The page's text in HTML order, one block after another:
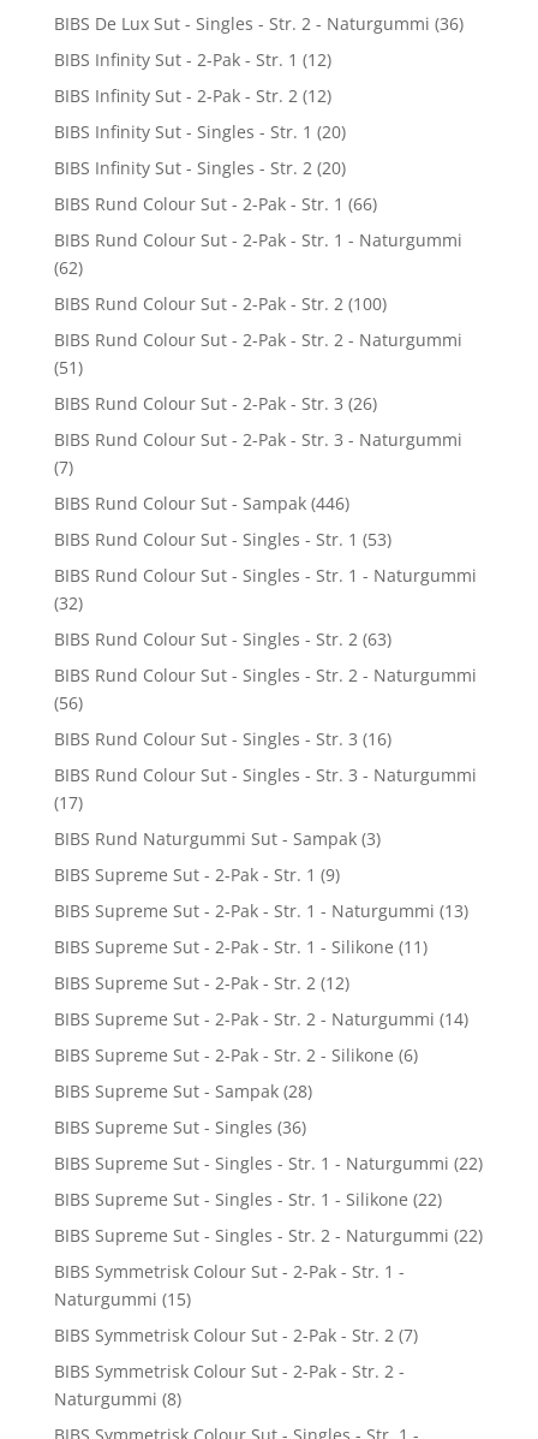
BIBS De Lux Sut - Singles - Str. 2 - Naturgummi (36)
BIBS Infinity Sut - 2-Pak - Str. 1 (12)
BIBS Infinity Sut - 2-Pak - Str. 2 (12)
BIBS Infinity Sut - Singles - Str. 1 (20)
BIBS Infinity Sut - Singles - Str. 2 (20)
BIBS Rund Colour Sut - 2-Pak - Str. 1 (66)
BIBS Rund Colour Sut - 2-Pak - Str. 1 - Naturgummi
(62)
BIBS Rund Colour Sut - 2-Pak - Str. 2 (100)
BIBS Rund Colour Sut - 2-Pak - Str. 2 - Naturgummi
(51)
BIBS Rund Colour Sut - 2-Pak - Str. 3 (26)
BIBS Rund Colour Sut - 2-Pak - Str. 3 - Naturgummi
(7)
BIBS Rund Colour Sut - Sampak (446)
BIBS Rund Colour Sut - Singles - Str. 1 (53)
BIBS Rund Colour Sut - Singles - Str. 1 - Naturgummi
(32)
BIBS Rund Colour Sut - Singles - Str. 2 (63)
BIBS Rund Colour Sut - Singles - Str. 2 - Naturgummi
(56)
BIBS Rund Colour Sut - Singles - Str. 3 (16)
BIBS Rund Colour Sut - Singles - Str. 3 - Naturgummi
(17)
BIBS Rund Naturgummi Sut - Sampak (3)
BIBS Supreme Sut - 2-Pak - Str. 1 (9)
BIBS Supreme Sut - 2-Pak - Str. 1 - Naturgummi (13)
BIBS Supreme Sut - 2-Pak - Str. 1 - Silikone (11)
BIBS Supreme Sut - 2-Pak - Str. 2 (12)
BIBS Supreme Sut - 2-Pak - Str. 2 - Naturgummi (14)
BIBS Supreme Sut - 2-Pak - Str. 2 - Silikone (6)
BIBS Supreme Sut - Sampak (28)
BIBS Supreme Sut - Singles (36)
BIBS Supreme Sut - Singles - Str. 1 - Naturgummi (22)
BIBS Supreme Sut - Singles - Str. 1 - Silikone (22)
BIBS Supreme Sut - Singles - Str. 2 - Naturgummi (22)
BIBS Symmetrisk Colour Sut - 2-Pak - Str. 1 -
Naturgummi (15)
BIBS Symmetrisk Colour Sut - 2-Pak - Str. 2 (7)
BIBS Symmetrisk Colour Sut - 2-Pak - Str. 2 -
Naturgummi (8)
BIBS Symmetrisk Colour Sut - Singles - Str. 1 -